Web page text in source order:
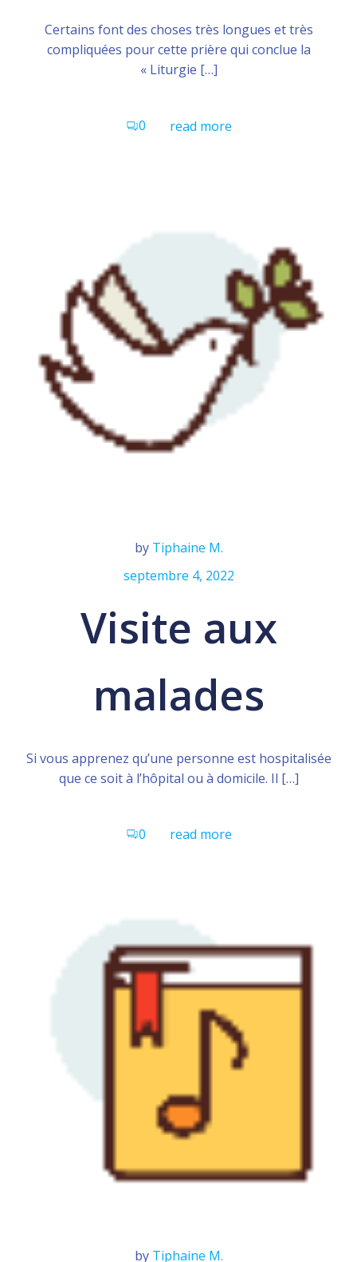
Certains font des choses très longues et très
compliquées pour cette prière qui conclue la
« Liturgie […]
0 read more
by Tiphaine M.
septembre 4, 2022
Visite aux
malades
Si vous apprenez qu’une personne est hospitalisée
que ce soit à l’hôpital ou à domicile. Il […]
0 read more
by Tiphaine M.